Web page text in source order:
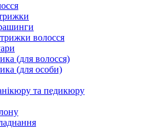
волосся
(для волосся)
(для особи)
та педикюру